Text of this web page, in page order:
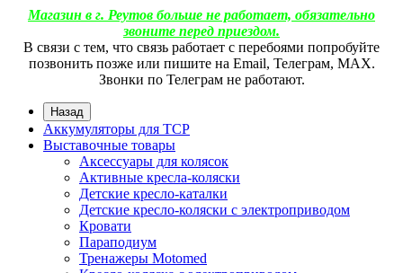
Магазин в г. Реутов больше не работает, обязательно
звоните перед приездом.
В связи с тем, что связь работает с перебоями попробуйте
позвонить позже или пишите на Email, Телеграм, МАХ.
Звонки по Телеграм не работают.
Назад
Аккумуляторы для ТСР
Выставочные товары
Аксессуары для колясок
Активные кресла-коляски
Детские кресло-каталки
Детские кресло-коляски с электроприводом
Кровати
Параподиум
Тренажеры Motomed